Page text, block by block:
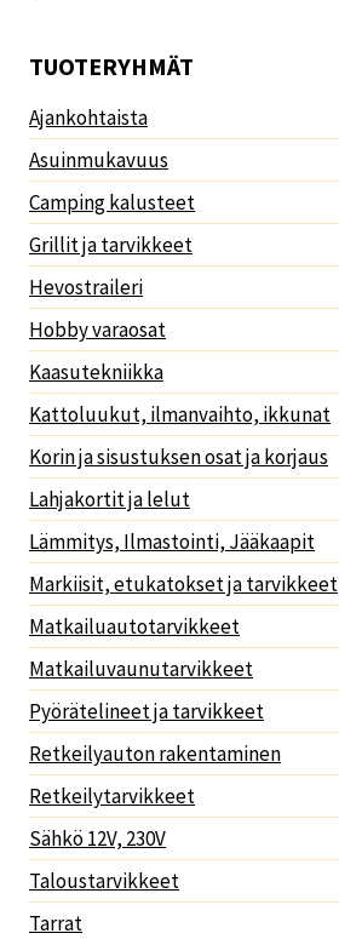
TUOTERYHMÄT
Ajankohtaista
Asuinmukavuus
Camping kalusteet
Grillit ja tarvikkeet
Hevostraileri
Hobby varaosat
Kaasutekniikka
Kattoluukut, ilmanvaihto, ikkunat
Korin ja sisustuksen osat ja korjaus
Lahjakortit ja lelut
Lämmitys, Ilmastointi, Jääkaapit
Markiisit, etukatokset ja tarvikkeet
Matkailuautotarvikkeet
Matkailuvaunutarvikkeet
Pyörätelineet ja tarvikkeet
Retkeilyauton rakentaminen
Retkeilytarvikkeet
Sähkö 12V, 230V
Taloustarvikkeet
Tarrat